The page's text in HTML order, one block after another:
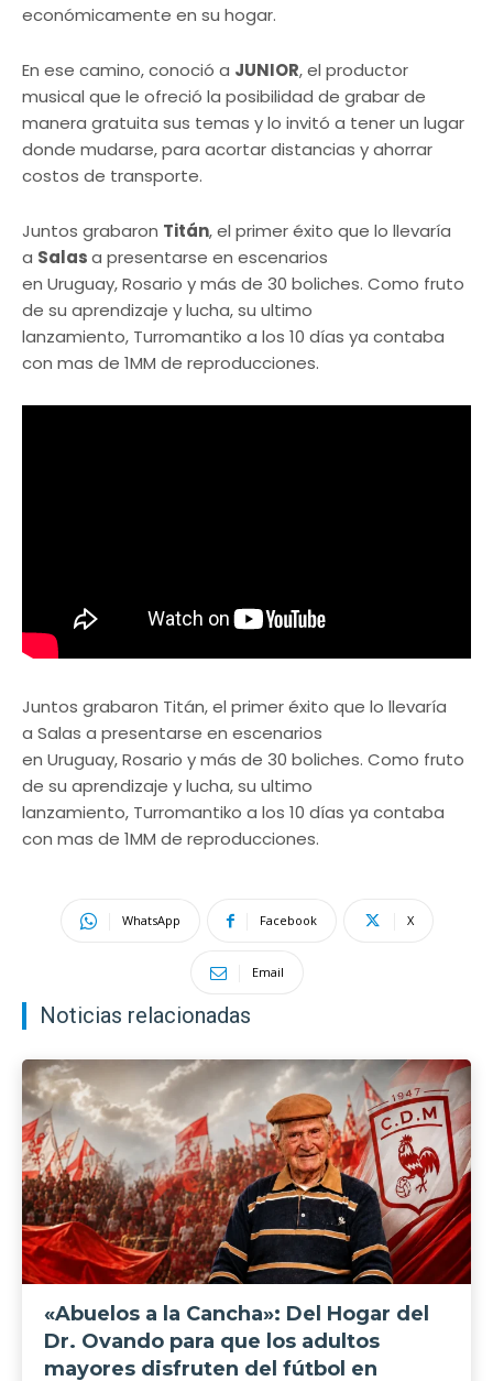
económicamente en su hogar.
En ese camino, conoció a JUNIOR, el productor
musical que le ofreció la posibilidad de grabar de
manera gratuita sus temas y lo invitó a tener un lugar
donde mudarse, para acortar distancias y ahorrar
costos de transporte.
Juntos grabaron Titán, el primer éxito que lo llevaría
a Salasa presentarse en escenarios
en Uruguay, Rosario y más de 30 boliches. Como fruto
de su aprendizaje y lucha, su ultimo
lanzamiento, Turromantiko a los 10 días ya contaba
con mas de 1MM de reproducciones.
Juntos grabaron Titán, el primer éxito que lo llevaría
a Salas a presentarse en escenarios
en Uruguay, Rosario y más de 30 boliches. Como fruto
de su aprendizaje y lucha, su ultimo
lanzamiento, Turromantiko a los 10 días ya contaba
con mas de 1MM de reproducciones.
WhatsApp Facebook X
Email
Noticias relacionadas
«Abuelos a la Cancha»: Del Hogar del
Dr. Ovando para que los adultos
mayores disfruten del fútbol en